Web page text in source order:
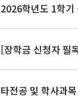
2026학년도 1학
[장학금 신청자 필
타전공 및 학사과